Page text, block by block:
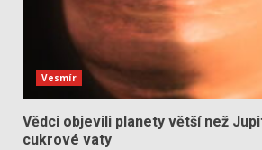
Vesmír
Vědci objevili planety větší než
cukrové vaty